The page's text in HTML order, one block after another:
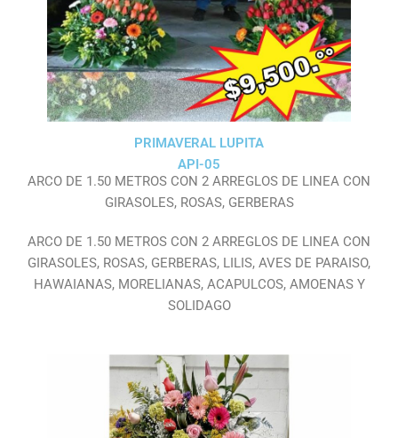
PRIMAVERAL LUPITA
API-05
ARCO DE 1.50 METROS CON 2 ARREGLOS DE LINEA CON
GIRASOLES, ROSAS, GERBERAS
ARCO DE 1.50 METROS CON 2 ARREGLOS DE LINEA CON
GIRASOLES, ROSAS, GERBERAS, LILIS, AVES DE PARAISO,
HAWAIANAS, MORELIANAS, ACAPULCOS, AMOENAS Y
SOLIDAGO